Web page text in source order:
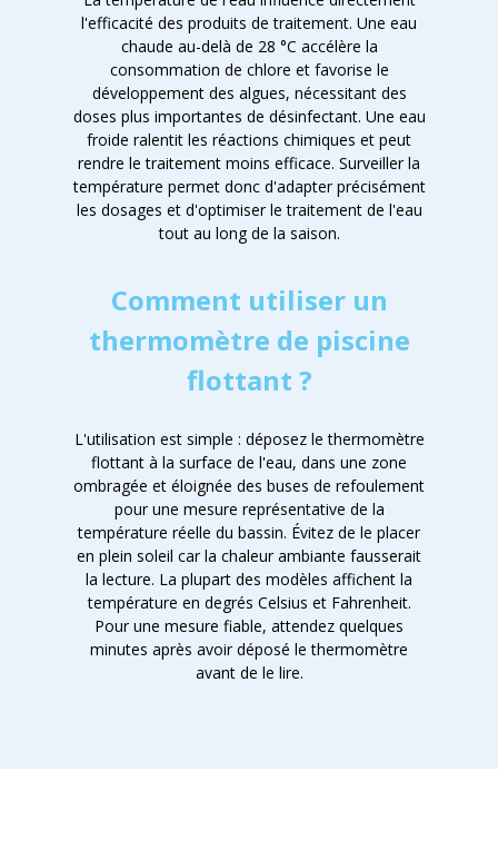
l'efficacité des produits de traitement. Une eau
chaude au-delà de 28 °C accélère la
consommation de chlore et favorise le
développement des algues, nécessitant des
doses plus importantes de désinfectant. Une eau
froide ralentit les réactions chimiques et peut
rendre le traitement moins efficace. Surveiller la
température permet donc d'adapter précisément
les dosages et d'optimiser le traitement de l'eau
tout au long de la saison.
Comment utiliser un
thermomètre de piscine
flottant ?
L'utilisation est simple : déposez le thermomètre
flottant à la surface de l'eau, dans une zone
ombragée et éloignée des buses de refoulement
pour une mesure représentative de la
température réelle du bassin. Évitez de le placer
en plein soleil car la chaleur ambiante fausserait
la lecture. La plupart des modèles affichent la
température en degrés Celsius et Fahrenheit.
Pour une mesure fiable, attendez quelques
minutes après avoir déposé le thermomètre
avant de le lire.